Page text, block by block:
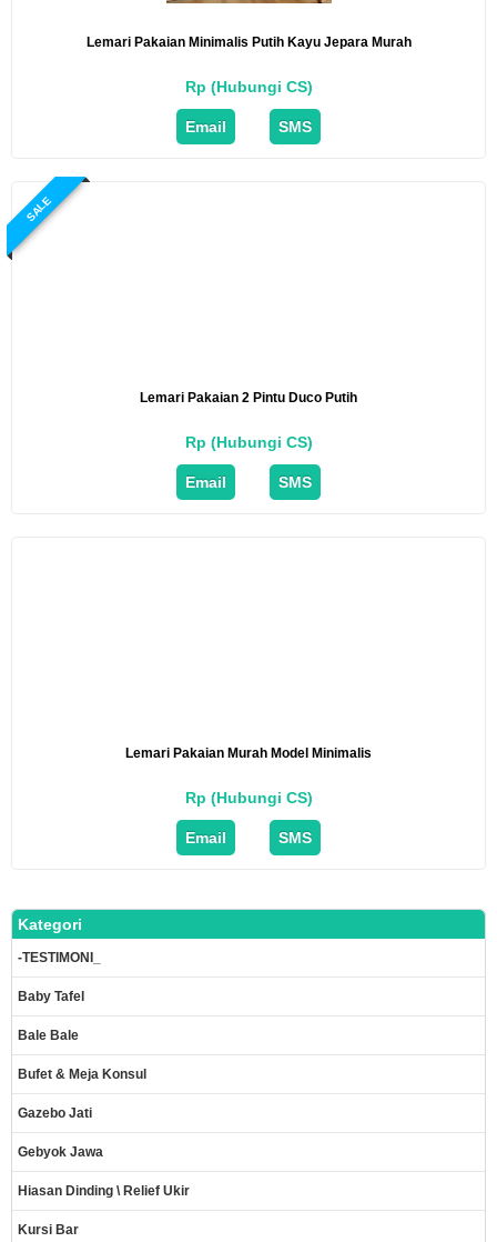
Lemari Pakaian Minimalis Putih Kayu Jepara Murah
Rp (Hubungi CS)
Email SMS
SALE
Lemari Pakaian 2 Pintu Duco Putih
Rp (Hubungi CS)
Email SMS
Lemari Pakaian Murah Model Minimalis
Rp (Hubungi CS)
Email SMS
Kategori
-TESTIMONI_
Baby Tafel
Bale Bale
Bufet & Meja Konsul
Gazebo Jati
Gebyok Jawa
Hiasan Dinding \ Relief Ukir
Kursi Bar